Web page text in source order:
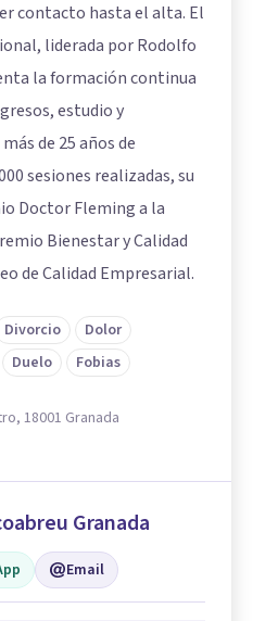
contacto hasta el alta. El
liderada por Rodolfo
la formación continua
estudio y
de 25 años de
sesiones realizadas, su
Doctor Fleming a la
Bienestar y Calidad
de Calidad Empresarial.
Divorcio
Dolor
Duelo Fobias
18001 Granada
Granada
Email